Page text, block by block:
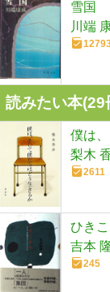
雪国
川端
読みたい本(29
僕は
梨木
2611
ひき
吉本
245